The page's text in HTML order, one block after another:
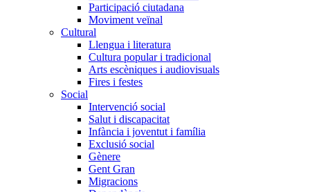
Participació ciutadana
Moviment veïnal
Cultural
Llengua i literatura
Cultura popular i tradicional
Arts escèniques i audiovisuals
Fires i festes
Social
Intervenció social
Salut i discapacitat
Infància i joventut i família
Exclusió social
Gènere
Gent Gran
Migracions